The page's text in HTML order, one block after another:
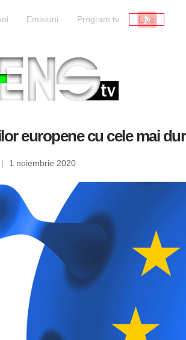
Emisiuni Program tv Live
europene cu cele mai
| 1 noiembrie 2020